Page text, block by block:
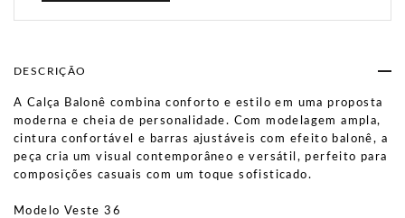
DESCRIÇÃO
A Calça Balonê combina conforto e estilo em uma proposta
moderna e cheia de personalidade. Com modelagem ampla,
cintura confortável e barras ajustáveis com efeito balonê, a
peça cria um visual contemporâneo e versátil, perfeito para
composições casuais com um toque sofisticado.
Modelo Veste 36